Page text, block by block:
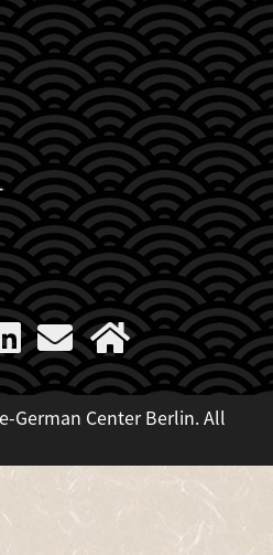
German Center Berlin. All